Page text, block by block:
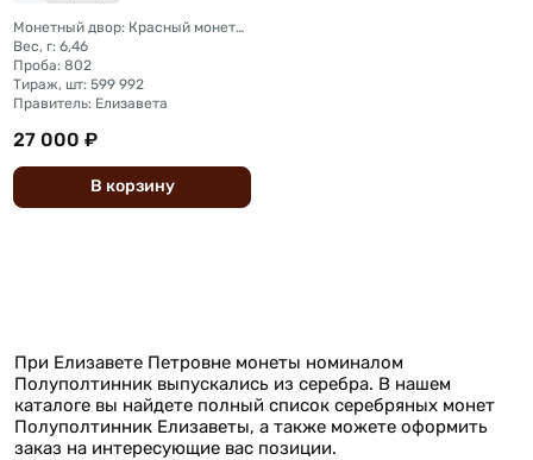
Монетный двор: Красный монетный двор (Москва)
Вес, г: 6,46
Проба: 802
Тираж, шт: 599 992
Правитель: Елизавета
27 000 ₽
В корзину
При Елизавете Петровне монеты номиналом
Полуполтинник выпускались из серебра. В нашем
каталоге вы найдете полный список серебряных монет
Полуполтинник Елизаветы, а также можете оформить
заказ на интересующие вас позиции.